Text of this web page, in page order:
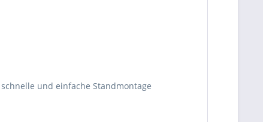
und einfache Standmontage